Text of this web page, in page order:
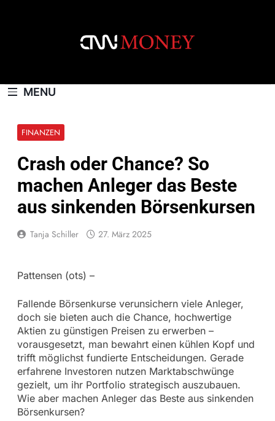
MENU
FINANZEN
Crash oder Chance? So
machen Anleger das Beste
aus sinkenden Börsenkursen
Tanja Schiller 27. März 2025
Pattensen (ots) –
Fallende Börsenkurse verunsichern viele Anleger,
doch sie bieten auch die Chance, hochwertige
Aktien zu günstigen Preisen zu erwerben –
vorausgesetzt, man bewahrt einen kühlen Kopf und
trifft möglichst fundierte Entscheidungen. Gerade
erfahrene Investoren nutzen Marktabschwünge
gezielt, um ihr Portfolio strategisch auszubauen.
Wie aber machen Anleger das Beste aus sinkenden
Börsenkursen?